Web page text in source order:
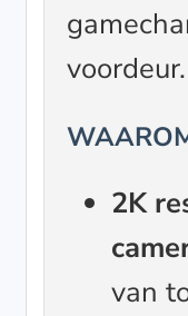
voordeur.
2K
van